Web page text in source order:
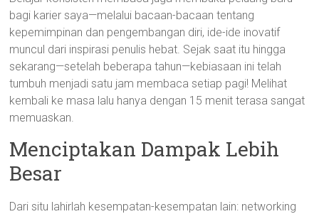
bagi karier saya—melalui bacaan-bacaan tentang
kepemimpinan dan pengembangan diri, ide-ide inovatif
muncul dari inspirasi penulis hebat. Sejak saat itu hingga
sekarang—setelah beberapa tahun—kebiasaan ini telah
tumbuh menjadi satu jam membaca setiap pagi! Melihat
kembali ke masa lalu hanya dengan 15 menit terasa sangat
memuaskan.
Menciptakan Dampak Lebih
Besar
Dari situ lahirlah kesempatan-kesempatan lain: networking